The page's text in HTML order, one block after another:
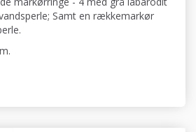
Samt en rækkemarkør